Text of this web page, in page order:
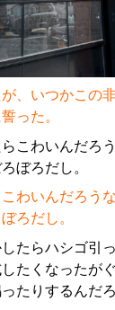
、いつかこの
った。
わいんだろう
ろだし。